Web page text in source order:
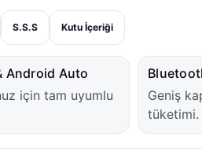
S.S.S Kutu İçeriği
Android Auto
için tam uyumlu
Geniş
tüketimi.